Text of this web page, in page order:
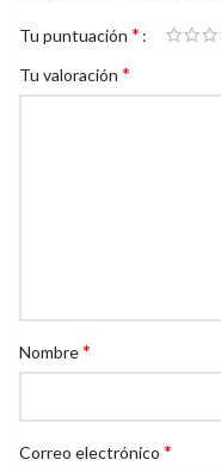
Tu puntuación *
Tu valoración *
Nombre*
Correo electrónico *